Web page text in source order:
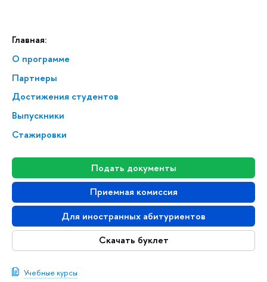
Главная:
О программе
Партнеры
Достижения студентов
Выпускники
Стажировки
Подать документы
Приемная комиссия
Для иностранных абитуриентов
Скачать буклет
Учебные курсы